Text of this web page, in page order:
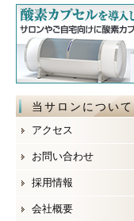
当サロンについて
アクセス
お問い合わせ
採用情報
会社概要